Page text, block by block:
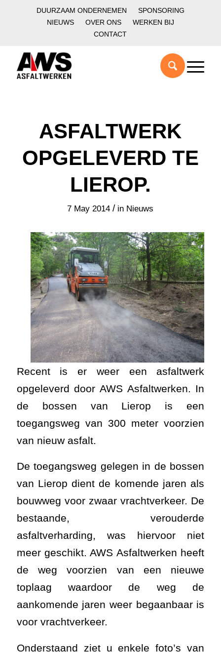
DUURZAAM ONDERNEMEN
SPONSORING
NIEUWS
OVER ONS
WERKEN BIJ
CONTACT
ASFALTWERK
OPGELEVERD TE
LIEROP.
7 May 2014 / in Nieuws
Recent is er weer een asfaltwerk
opgeleverd door AWS Asfaltwerken. In
de bossen van Lierop is een
toegangsweg van 300 meter voorzien
van nieuw asfalt.
De toegangsweg gelegen in de bossen
van Lierop dient de komende jaren als
bouwweg voor zwaar vrachtverkeer. De
bestaande, verouderde
asfaltverharding, was hiervoor niet
meer geschikt. AWS Asfaltwerken heeft
de weg voorzien van een nieuwe
toplaag waardoor de weg de
aankomende jaren weer begaanbaar is
voor vrachtverkeer.
Onderstaand ziet u enkele foto’s van